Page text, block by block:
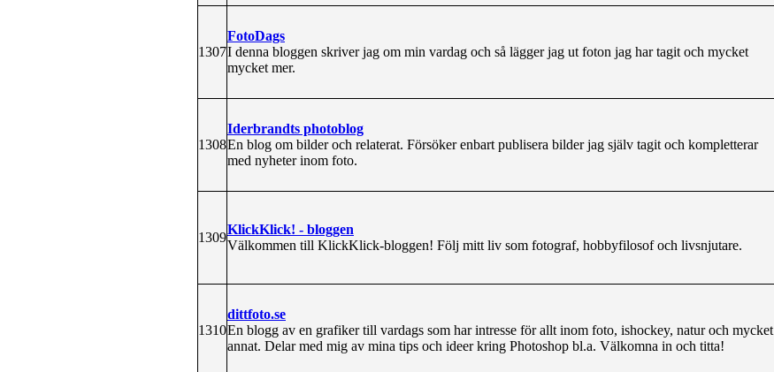
1307
FotoDags
I denna bloggen skriver jag om min vardag och så lägger jag ut foton jag har tagit och mycket
mycket mer.
1308
Iderbrandts photoblog
En blog om bilder och relaterat. Försöker enbart publisera bilder jag själv tagit och kompletterar
med nyheter inom foto.
1309
KlickKlick! - bloggen
Välkommen till KlickKlick-bloggen! Följ mitt liv som fotograf, hobbyfilosof och livsnjutare.
1310
dittfoto.se
En blogg av en grafiker till vardags som har intresse för allt inom foto, ishockey, natur och mycket
annat. Delar med mig av mina tips och ideer kring Photoshop bl.a. Välkomna in och titta!